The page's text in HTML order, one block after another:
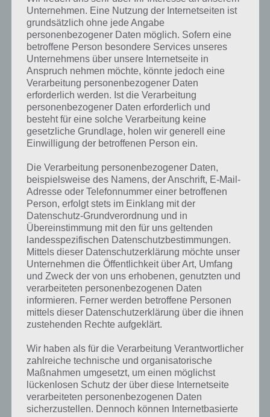
Nachfolgend findest du alle richtigen Antworten zum Sachverhalt
Darum wird ein Schüler aus der ersten Sitzreihe verwiesen in der App
94%. Die Lösung ist dabei nach den Prozent-Werten sortiert. Hier die
Antworten:
53% – Reden
20% – Störung
5% – Quatsch
5% – Größe
4% – Spicken
3% – Schlafen
2% – Handy
2% – Frech
Kinder machen es ungern: Lösung für 94%
Nun die Antworten zu Kinder machen es ungern beim Paket Kinder:
35% – Aufräumen
16% – Hausaufgaben
13% – Schlafen
10% – Zähne putzen
9% – Lernen
3% – Schule
2% – Gemüse essen
Bild: Kinder beim Spielen
Unternehmen. Eine Nutzung der Internetseiten ist
grundsätzlich ohne jede Angabe
personenbezogener Daten möglich. Sofern eine
betroffene Person besondere Services unseres
Unternehmens über unsere Internetseite in
Anspruch nehmen möchte, könnte jedoch eine
Verarbeitung personenbezogener Daten
erforderlich werden. Ist die Verarbeitung
personenbezogener Daten erforderlich und
besteht für eine solche Verarbeitung keine
gesetzliche Grundlage, holen wir generell eine
Einwilligung der betroffenen Person ein.
Die Verarbeitung personenbezogener Daten,
beispielsweise des Namens, der Anschrift, E-Mail-
Adresse oder Telefonnummer einer betroffenen
Person, erfolgt stets im Einklang mit der
Datenschutz-Grundverordnung und in
Übereinstimmung mit den für uns geltenden
landesspezifischen Datenschutzbestimmungen.
Mittels dieser Datenschutzerklärung möchte unser
Unternehmen die Öffentlichkeit über Art, Umfang
und Zweck der von uns erhobenen, genutzten und
verarbeiteten personenbezogenen Daten
informieren. Ferner werden betroffene Personen
mittels dieser Datenschutzerklärung über die ihnen
zustehenden Rechte aufgeklärt.
Wir haben als für die Verarbeitung Verantwortlicher
zahlreiche technische und organisatorische
Maßnahmen umgesetzt, um einen möglichst
lückenlosen Schutz der über diese Internetseite
verarbeiteten personenbezogenen Daten
sicherzustellen. Dennoch können Internetbasierte